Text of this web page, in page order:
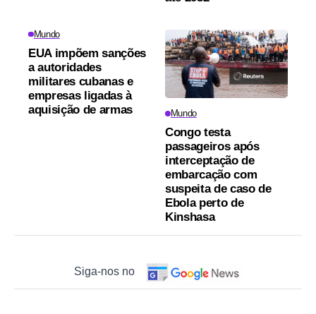
Mundo
EUA impõem sanções
a autoridades
militares cubanas e
empresas ligadas à
aquisição de armas
Mundo
Congo testa
passageiros após
interceptação de
embarcação com
suspeita de caso de
Ebola perto de
Kinshasa
Siga-nos no